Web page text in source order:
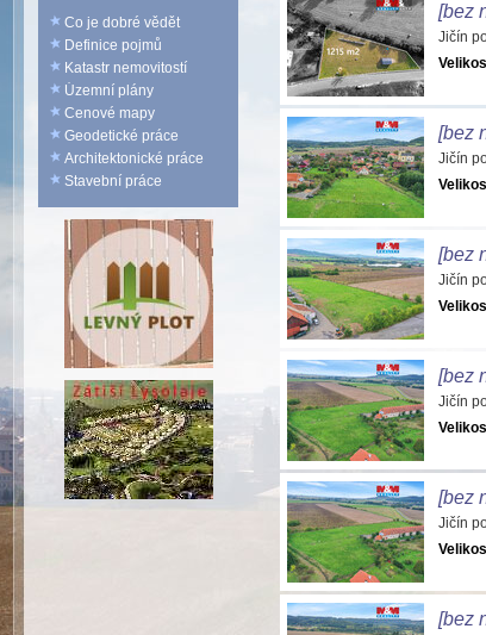
Co je dobré vědět
Definice pojmů
Katastr nemovitostí
Územní plány
Cenové mapy
Geodetické práce
Architektonické práce
Stavební práce
[bez
Jičín
[bez
Jičín
[bez
Jičín
[bez
Jičín
[bez
Jičín
[bez